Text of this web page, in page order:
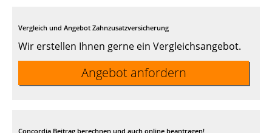
Vergleich und Angebot Zahnzusatzversicherung
Wir erstellen Ihnen gerne ein Vergleichsangebot.
Angebot anfordern
Concordia Beitrag berechnen und auch online beantragen!